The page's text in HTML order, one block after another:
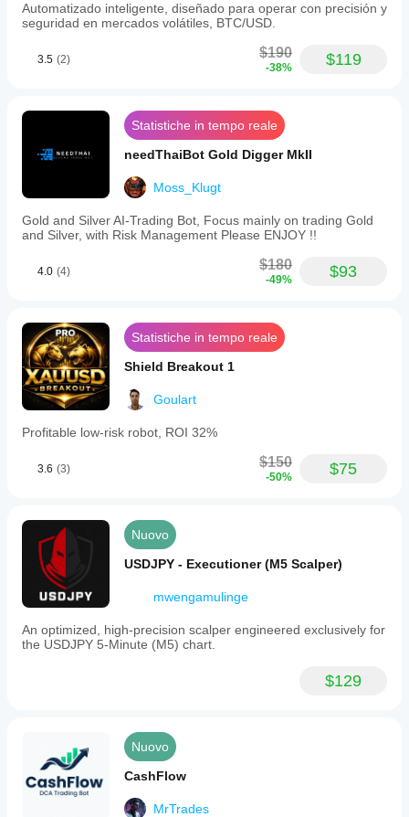
Automatizado inteligente, diseñado para operar con precisión y
seguridad en mercados volátiles, BTC/USD.
3.5 (2) $190
-38% $119
Statistiche in tempo reale
needThaiBot Gold Digger MkII
Moss_Klugt
Gold and Silver AI-Trading Bot, Focus mainly on trading Gold
and Silver, with Risk Management Please ENJOY !!
4.0 (4) $180
-49% $93
Statistiche in tempo reale
Shield Breakout 1
Goulart
Profitable low-risk robot, ROI 32%
3.6 (3) $150
-50% $75
Nuovo
USDJPY - Executioner (M5 Scalper)
mwengamulinge
An optimized, high-precision scalper engineered exclusively for
the USDJPY 5-Minute (M5) chart.
$129
Nuovo
CashFlow
MrTrades